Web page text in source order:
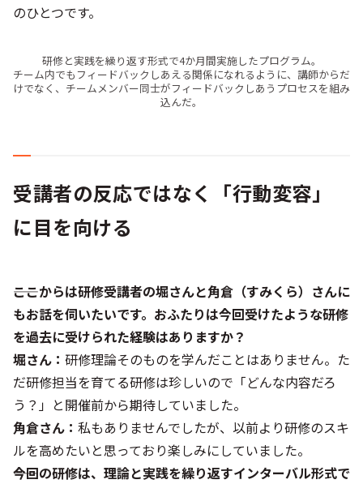
のひとつです。
研修と実践を繰り返す形式で4か月間実施したプログラム。
チーム内でもフィードバックしあえる関係になれるように、講師からだ
けでなく、チームメンバー同士がフィードバックしあうプロセスを組み
込んだ。
受講者の反応ではなく「行動変容」
に目を向ける
――ここからは研修受講者の堀さんと角倉（すみくら）さんに
もお話を伺いたいです。おふたりは今回受けたような研修
を過去に受けられた経験はありますか？
堀さん： 研修理論そのものを学んだことはありません。た
だ研修担当を育てる研修は珍しいので「どんな内容だろ
う？」と開催前から期待していました。
角倉さん： 私もありませんでしたが、以前より研修のスキ
ルを高めたいと思っており楽しみにしていました。
――今回の研修は、理論と実践を繰り返すインターバル形式で